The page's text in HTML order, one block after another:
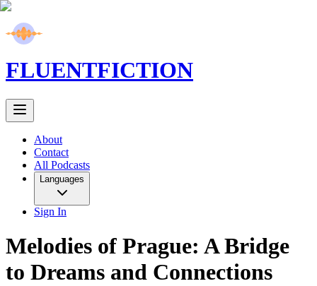
FLUENTFICTION
About
Contact
All Podcasts
Languages
Sign In
Melodies of Prague: A Bridge
to Dreams and Connections